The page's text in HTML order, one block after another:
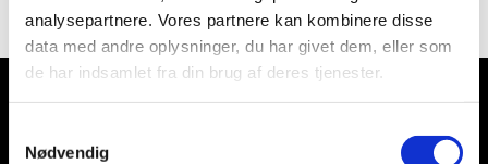
analysepartnere. Vores partnere kan kombinere disse
data med andre oplysninger, du har givet dem, eller som
de har indsamlet fra din brug af deres tjenester.
Nødvendig
Du vil måske også kunne lide...